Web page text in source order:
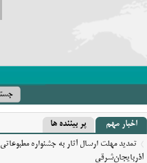
اخبار مهم پر بیننده ها
تمدید مهلت ارسال آثار به جشنواره مطبوعاتی
آذربایجان‌شرقی